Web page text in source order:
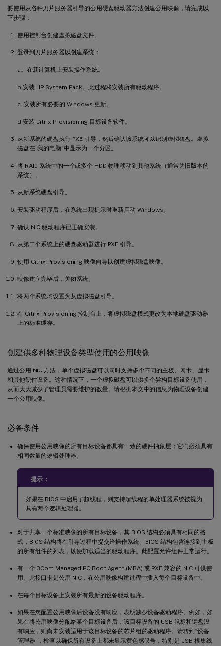
要使用从各种刀片服务器引导的公用硬盘驱动器方法创建公用映像，请完成以
下步骤：
使用控制台创建虚拟磁盘文件。
登录到刀片服务器以创建系统：
a。在新计算机上安装操作系统。
b.安装 HP System Pack。此过程将安装所有驱动程序。
c. 安装所有必要的 Windows 更新。
d.安装 Citrix Provisioning 目标设备软件。
从新系统的硬盘执行 PXE 引导，然后确认该系统可以识别虚拟磁盘。虚拟
磁盘在“我的电脑”中显示为一个分区。
将 RAID 系统中的一个或多个 HDD 物理移动到其他系统（通常为旧版本的
系统）。
从新系统硬盘引导。
安装驱动程序后，在系统出现提示时重新启动 Windows。
确认 NIC 驱动程序已正确安装。
从第二个系统上的硬盘驱动器进行 PXE 引导。
使用 Citrix Provisioning 映像向导以创建虚拟磁盘映像。
映像建立完毕后，关闭系统。
将两个系统均设置为从虚拟磁盘引导。
在 Citrix Provisioning 控制台上，将虚拟磁盘模式更改为本地硬盘驱动器
上的标准缓存。
创建供多种物理设备类型使用的公用映像
通过公用 NIC 方法，单个虚拟磁盘可以同时支持多个不同的主板、网卡、显卡
和其他硬件设备。这种情况下，一个虚拟磁盘可以供多个异构目标设备使用，
从而大大减少了管理员需要维护的数量。请根据本文中的信息为物理设备创建
一个公用映像。
必备条件
确保使用公用映像的所有目标设备都具有一致的硬件抽象层；它们必须具有
相同数量的逻辑处理器。
提示：
如果在 BIOS 中启用了超线程，则支持超线程的单处理器系统被视为
具有两个逻辑处理器。
对于共享一个标准映像的所有目标设备，其 BIOS 结构必须具有相同的格
式，BIOS 结构将在引导过程中提交给操作系统。BIOS 结构包含连接到主板
的所有组件的列表，以便加载适当的驱动程序。此配置允许组件正常运行。
有一个 3Com Managed PC Boot Agent (MBA) 或 PXE 兼容的 NIC 可供使
用。此接口卡是公用 NIC，在公用映像构建过程中插入每个目标设备中。
在每个目标设备上安装所有最新的设备驱动程序。
如果在您配置公用映像后设备没有响应，表明缺少设备驱动程序。例如，如
果在将公用映像分配给某个目标设备后，该目标设备的 USB 鼠标和键盘没
有响应，则尚未安装适用于该目标设备的芯片组的驱动程序。请转到“设备
管理器”，检查以确保所有设备上都未显示黄色感叹号，特别是 USB 根集线